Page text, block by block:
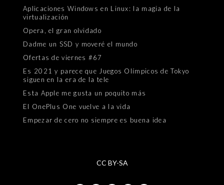
Aplicaciones Windows en Linux: la magia de la
virtualización
Opera, el gran olvidado
Dadme un SSD y moveré el mundo
Ofertas de viernes #67
Es 2021 y parece que Juegos Olímpicos de Tokyo
siguen en la era de la tele
Esta Apple me gusta un poquito más
El OnePlus One vuelve a la vida
Empezar de cero no siempre es buena idea
CC BY-SA